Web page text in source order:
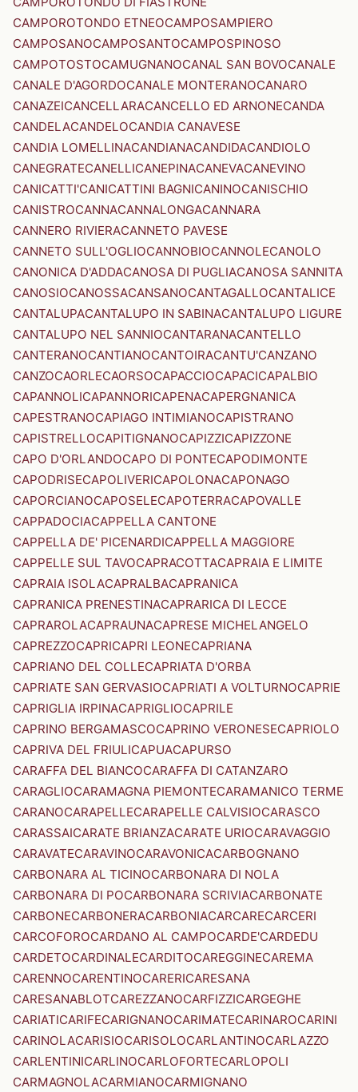
CAMPOROTONDO ETNEOCAMPOSAMPIERO
CAMPOSANOCAMPOSANTOCAMPOSPINOSO
CAMPOTOSTOCAMUGNANOCANAL SAN BOVOCANALE
CANALE D'AGORDOCANALE MONTERANOCANARO
CANAZEICANCELLARACANCELLO ED ARNONECANDA
CANDELACANDELOCANDIA CANAVESE
CANDIA LOMELLINACANDIANACANDIDACANDIOLO
CANEGRATECANELLICANEPINACANEVACANEVINO
CANICATTI'CANICATTINI BAGNICANINOCANISCHIO
CANISTROCANNACANNALONGACANNARA
CANNERO RIVIERACANNETO PAVESE
CANNETO SULL'OGLIOCANNOBIOCANNOLECANOLO
CANONICA D'ADDACANOSA DI PUGLIACANOSA SANNITA
CANOSIOCANOSSACANSANOCANTAGALLOCANTALICE
CANTALUPACANTALUPO IN SABINACANTALUPO LIGURE
CANTALUPO NEL SANNIOCANTARANACANTELLO
CANTERANOCANTIANOCANTOIRACANTU'CANZANO
CANZOCAORLECAORSOCAPACCIOCAPACICAPALBIO
CAPANNOLICAPANNORICAPENACAPERGNANICA
CAPESTRANOCAPIAGO INTIMIANOCAPISTRANO
CAPISTRELLOCAPITIGNANOCAPIZZICAPIZZONE
CAPO D'ORLANDOCAPO DI PONTECAPODIMONTE
CAPODRISECAPOLIVERICAPOLONACAPONAGO
CAPORCIANOCAPOSELECAPOTERRACAPOVALLE
CAPPADOCIACAPPELLA CANTONE
CAPPELLA DE' PICENARDICAPPELLA MAGGIORE
CAPPELLE SUL TAVOCAPRACOTTACAPRAIA E LIMITE
CAPRAIA ISOLACAPRALBACAPRANICA
CAPRANICA PRENESTINACAPRARICA DI LECCE
CAPRAROLACAPRAUNACAPRESE MICHELANGELO
CAPREZZOCAPRICAPRI LEONECAPRIANA
CAPRIANO DEL COLLECAPRIATA D'ORBA
CAPRIATE SAN GERVASIOCAPRIATI A VOLTURNOCAPRIE
CAPRIGLIA IRPINACAPRIGLIOCAPRILE
CAPRINO BERGAMASCOCAPRINO VERONESECAPRIOLO
CAPRIVA DEL FRIULICAPUACAPURSO
CARAFFA DEL BIANCOCARAFFA DI CATANZARO
CARAGLIOCARAMAGNA PIEMONTECARAMANICO TERME
CARANOCARAPELLECARAPELLE CALVISIOCARASCO
CARASSAICARATE BRIANZACARATE URIOCARAVAGGIO
CARAVATECARAVINOCARAVONICACARBOGNANO
CARBONARA AL TICINOCARBONARA DI NOLA
CARBONARA DI POCARBONARA SCRIVIACARBONATE
CARBONECARBONERACARBONIACARCARECARCERI
CARCOFOROCARDANO AL CAMPOCARDE'CARDEDU
CARDETOCARDINALECARDITOCAREGGINECAREMA
CARENNOCARENTINOCARERICARESANA
CARESANABLOTCAREZZANOCARFIZZICARGEGHE
CARIATICARIFECARIGNANOCARIMATECARINAROCARINI
CARINOLACARISIOCARISOLOCARLANTINOCARLAZZO
CARLENTINICARLINOCARLOFORTECARLOPOLI
CARMAGNOLACARMIANOCARMIGNANO